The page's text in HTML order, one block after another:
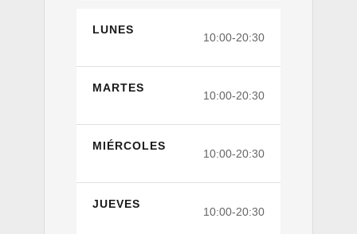
LUNES
10:00-20:30
MARTES
10:00-20:30
MIÉRCOLES
10:00-20:30
JUEVES
10:00-20:30